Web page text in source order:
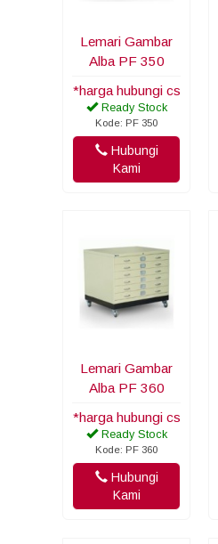
Lemari Gambar
Alba PF 350
*harga hubungi cs
Ready Stock
Kode: PF 350
Hubungi
Kami
Lemari Gambar
Alba PF 360
*harga hubungi cs
Ready Stock
Kode: PF 360
Hubungi
Kami